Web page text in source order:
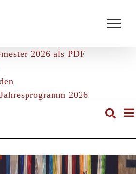
2026 als PDF
2026
Suche
Tag